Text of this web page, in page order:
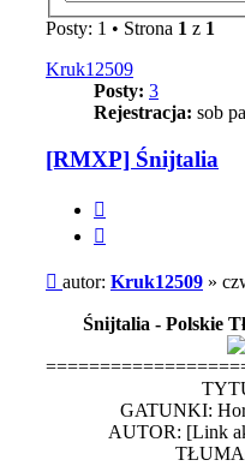
Posty: 1 • Strona 1 z 1
Kruk12509
Posty: 3
Rejestracja: sob
[RMXP] Śnijtalia
Post
autor: Kruk12509 »
Śnijtalia - Polskie
GATUNKI:
AUTOR: [Link